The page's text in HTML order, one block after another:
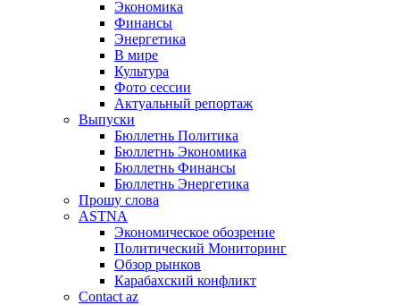
Экономика
Финансы
Энергетика
В мире
Культура
Фото сессии
Актуальный репортаж
Выпуски
Бюллетнь Политика
Бюллетнь Экономика
Бюллетнь Финансы
Бюллетнь Энергетика
Прошу слова
ASTNA
Экономическое обозрение
Политический Мониторинг
Обзор рынков
Карабахский конфликт
Contact az